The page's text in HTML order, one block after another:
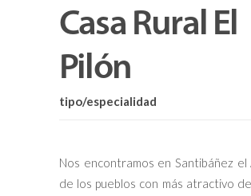
Casa Rural El
Pilón
tipo/especialidad
Nos encontramos en Santibáñez el
de los pueblos con más atractivo